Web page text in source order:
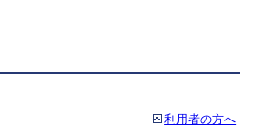
利用者の方へ